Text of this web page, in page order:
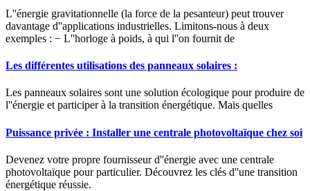
L''énergie gravitationnelle (la force de la pesanteur) peut trouver
davantage d''applications industrielles. Limitons-nous à deux
exemples : − L''horloge à poids, à qui l''on fournit de
Les différentes utilisations des panneaux solaires :
Les panneaux solaires sont une solution écologique pour produire de
l''énergie et participer à la transition énergétique. Mais quelles
Puissance privée : Installer une centrale photovoltaïque chez soi
Devenez votre propre fournisseur d''énergie avec une centrale
photovoltaïque pour particulier. Découvrez les clés d''une transition
énergétique réussie.